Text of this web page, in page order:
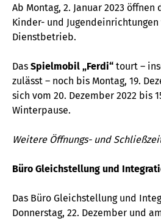
Ab Montag, 2. Januar 2023
Kinder- und
Dienstbetrieb.
Das Spielmobil „Ferdi“ tourt –
zulässt – noch bis Montag, 19.
sich vom 20. Dezember 2022 bis
Winterpause.
Weitere Öffnungs- und
Büro Gleichstellung und
Das Büro Gleichstellung und
Donnerstag, 22. Dezember und